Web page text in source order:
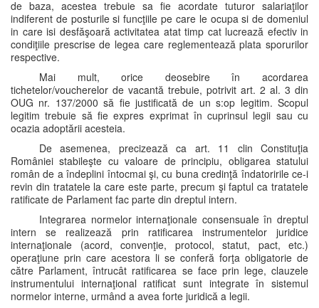
de baza, acestea trebuie sa fie acordate tuturor salariaţilor
indiferent de posturile si funcţiile pe care le ocupa si de domeniul
in care isi desfăşoară activitatea atat timp cat lucrează efectiv in
condiţiile prescrise de legea care reglementează plata sporurilor
respective.
Mai mult, orice deosebire în acordarea
tichetelor/voucherelor de vacantă trebuie, potrivit art. 2 al. 3 din
OUG nr. 137/2000 să fie justificată de un s:op legitim. Scopul
legitim trebuie să fie expres exprimat în cuprinsul legii sau cu
ocazia adoptării acesteia.
De asemenea, precizează ca art. 11 clin Constituţia
României stabileşte cu valoare de principiu, obligarea statului
român de a îndeplini întocmai şi, cu buna credinţă îndatoririle ce-i
revin din tratatele la care este parte, precum şi faptul ca tratatele
ratificate de Parlament fac parte din dreptul intern.
Integrarea normelor internaţionale consensuale în dreptul
intern se realizează prin ratificarea instrumentelor juridice
internaţionale (acord, convenţie, protocol, statut, pact, etc.)
operaţiune prin care acestora li se conferă forţa obligatorie de
către Parlament, întrucât ratificarea se face prin lege, clauzele
instrumentului internaţional ratificat sunt integrate în sistemul
normelor interne, urmând a avea forte juridică a legii.